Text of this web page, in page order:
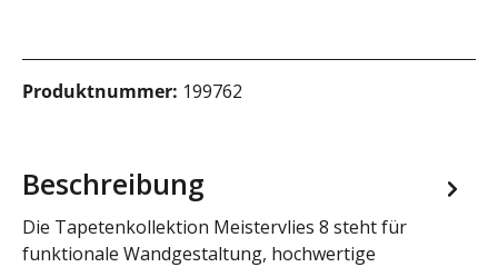
Produktnummer: 199762
Beschreibung
Die Tapetenkollektion Meistervlies 8 steht für
funktionale Wandgestaltung, hochwertige